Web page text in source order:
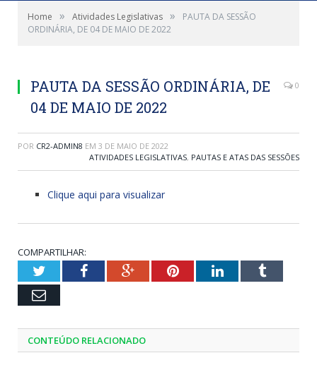
Home » Atividades Legislativas »
PAUTA DA SESSÃO
ORDINÁRIA, DE 04 DE MAIO DE 2022
PAUTA DA SESSÃO ORDINÁRIA, DE
04 DE MAIO DE 2022
0
POR CR2-ADMIN8 EM 3 DE MAIO DE 2022
ATIVIDADES LEGISLATIVAS, PAUTAS E ATAS DAS SESSÕES
Clique aqui para visualizar
COMPARTILHAR:
TwitterFacebookGoogle+PinterestLinkedInTumblr
Email
CONTEÚDO RELACIONADO